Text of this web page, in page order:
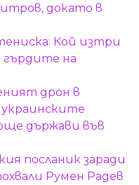
докато в
Кой изтри
гърдите на
дрон в
украинските
държави във
посланик заради
Румен Радев